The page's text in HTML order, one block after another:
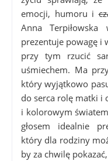
emocji, humoru i
Anna
prezentuje powagę i
przy tym rzucić
uśmiechem. Ma
który wyjątkowo
do serca rolę matki i
i kolorowym
głosem idealnie
który dla rodziny
by za chwilę